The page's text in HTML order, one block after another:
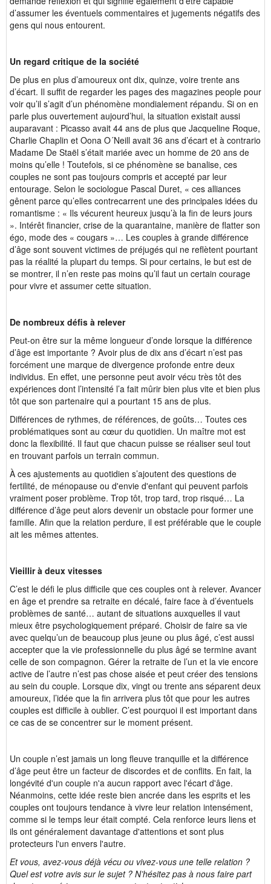
d’assumer les éventuels commentaires et jugements négatifs des
gens qui nous entourent.
Un regard critique de la société
De plus en plus d’amoureux ont dix, quinze, voire trente ans
d’écart. Il suffit de regarder les pages des magazines people pour
voir qu’il s’agit d’un phénomène mondialement répandu. Si on en
parle plus ouvertement aujourd’hui, la situation existait aussi
auparavant : Picasso avait 44 ans de plus que Jacqueline Roque,
Charlie Chaplin et Oona O´Neill avait 36 ans d’écart et à contrario
Madame De Staël s’était mariée avec un homme de 20 ans de
moins qu’elle ! Toutefois, si ce phénomène se banalise, ces
couples ne sont pas toujours compris et accepté par leur
entourage. Selon le sociologue Pascal Duret, « ces alliances
gênent parce qu’elles contrecarrent une des principales idées du
romantisme : « Ils vécurent heureux jusqu’à la fin de leurs jours
». Intérêt financier, crise de la quarantaine, manière de flatter son
égo, mode des « cougars »… Les couples à grande différence
d’âge sont souvent victimes de préjugés qui ne reflètent pourtant
pas la réalité la plupart du temps. Si pour certains, le but est de
se montrer, il n’en reste pas moins qu’il faut un certain courage
pour vivre et assumer cette situation.
De nombreux défis à relever
Peut-on être sur la même longueur d’onde lorsque la différence
d’âge est importante ? Avoir plus de dix ans d’écart n’est pas
forcément une marque de divergence profonde entre deux
individus. En effet, une personne peut avoir vécu très tôt des
expériences dont l’intensité l’a fait mûrir bien plus vite et bien plus
tôt que son partenaire qui a pourtant 15 ans de plus.
Différences de rythmes, de références, de goûts… Toutes ces
problématiques sont au cœur du quotidien. Un maître mot est
donc la flexibilité. Il faut que chacun puisse se réaliser seul tout
en trouvant parfois un terrain commun.
À ces ajustements au quotidien s’ajoutent des questions de
fertilité, de ménopause ou d'envie d'enfant qui peuvent parfois
vraiment poser problème. Trop tôt, trop tard, trop risqué… La
différence d’âge peut alors devenir un obstacle pour former une
famille. Afin que la relation perdure, il est préférable que le couple
ait les mêmes attentes.
Vieillir à deux vitesses
C’est le défi le plus difficile que ces couples ont à relever. Avancer
en âge et prendre sa retraite en décalé, faire face à d’éventuels
problèmes de santé… autant de situations auxquelles il vaut
mieux être psychologiquement préparé. Choisir de faire sa vie
avec quelqu’un de beaucoup plus jeune ou plus âgé, c’est aussi
accepter que la vie professionnelle du plus âgé se termine avant
celle de son compagnon. Gérer la retraite de l’un et la vie encore
active de l’autre n’est pas chose aisée et peut créer des tensions
au sein du couple. Lorsque dix, vingt ou trente ans séparent deux
amoureux, l’idée que la fin arrivera plus tôt que pour les autres
couples est difficile à oublier. C’est pourquoi il est important dans
ce cas de se concentrer sur le moment présent.
Un couple n’est jamais un long fleuve tranquille et la différence
d’âge peut être un facteur de discordes et de conflits. En fait, la
longévité d'un couple n'a aucun rapport avec l'écart d'âge.
Néanmoins, cette idée reste bien ancrée dans les esprits et les
couples ont toujours tendance à vivre leur relation intensément,
comme si le temps leur était compté. Cela renforce leurs liens et
ils ont généralement davantage d'attentions et sont plus
protecteurs l'un envers l'autre.
Et vous, avez-vous déjà vécu ou vivez-vous une telle relation ?
Quel est votre avis sur le sujet ? N’hésitez pas à nous faire part